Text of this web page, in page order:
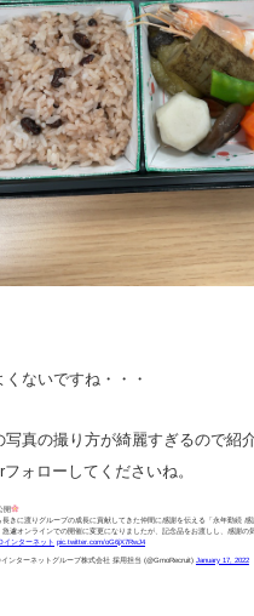
ないですね・・・
写真の撮り方が綺麗すぎるので紹
ォローしてくださいね。
開
長きに渡りグループの成長に貢献してきた仲間に感謝を伝える「永年勤続 感
急遽オンラインでの開催に変更になりましたが、記念品をお渡しし、感謝の
インターネット pic.twitter.com/oG6jX7RwJ4
ンターネットグループ株式会社 採用担当 (@GmoRecruit) January 17, 2022